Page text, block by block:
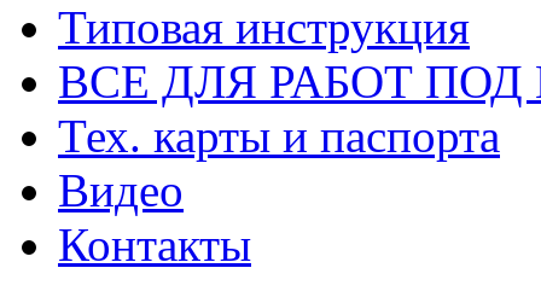
Типовая инструкция
ВСЕ ДЛЯ РАБОТ
Тех. карты и паспорта
Видео
Контакты